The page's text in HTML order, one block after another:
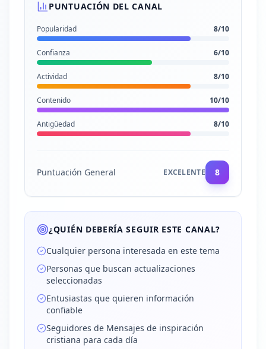
PUNTUACIÓN DEL CANAL
Popularidad 8/10
Confianza 6/10
Actividad 8/10
Contenido 10/10
Antigüedad 8/10
Puntuación General EXCELENTE 8
¿QUIÉN DEBERÍA SEGUIR ESTE CANAL?
Cualquier persona interesada en este tema
Personas que buscan actualizaciones
seleccionadas
Entusiastas que quieren información
confiable
Seguidores de Mensajes de inspiración
cristiana para cada día